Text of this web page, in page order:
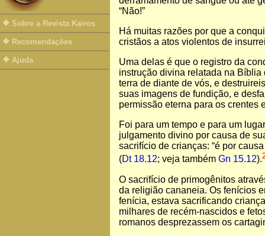
Sobre a Revista Kairos
Recomendações
Ajuda
“Não!”
Há muitas razões por que a
cristãos a atos violentos de
Uma delas é que o registro da
instrução divina relatada na Bíblia
terra de diante de vós, e
suas imagens de fundição, e
permissão eterna para os crentes
Foi para um tempo e para um
julgamento divino por causa de
sacrifício de crianças: “é por
(Dt 18.12; veja também Gn 15.12).
O sacrifício de primogênitos
da religião cananeia. Os fenícios
fenícia, estava sacrificando
milhares de recém-nascidos e
romanos desprezassem os